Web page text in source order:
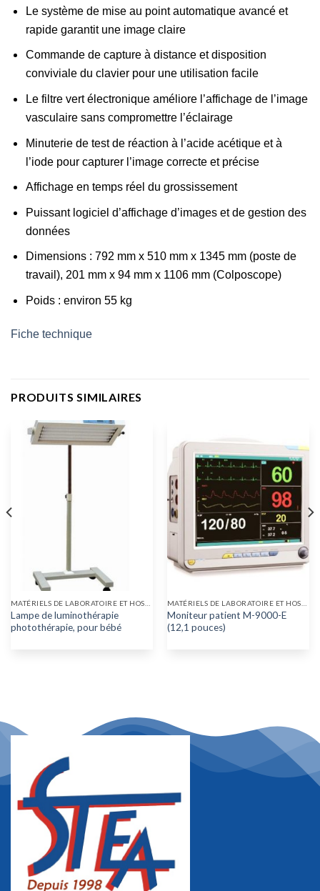
Le système de mise au point automatique avancé et
rapide garantit une image claire
Commande de capture à distance et disposition
conviviale du clavier pour une utilisation facile
Le filtre vert électronique améliore l’affichage de l’image
vasculaire sans compromettre l’éclairage
Minuterie de test de réaction à l’acide acétique et à
l’iode pour capturer l’image correcte et précise
Affichage en temps réel du grossissement
Puissant logiciel d’affichage d’images et de gestion des
données
Dimensions : 792 mm x 510 mm x 1345 mm (poste de
travail), 201 mm x 94 mm x 1106 mm (Colposcope)
Poids : environ 55 kg
Fiche technique
PRODUITS SIMILAIRES
Lampe de luminothérapie
photothérapie, pour bébé
Moniteur patient M-9000-E
(12,1 pouces)